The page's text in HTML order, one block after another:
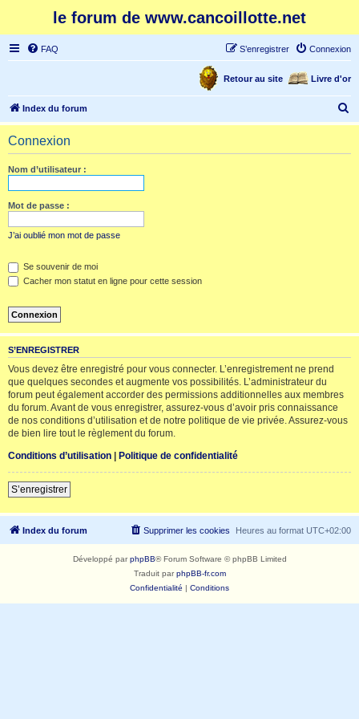
le forum de www.cancoillotte.net
FAQ Connexion
S’enregistrer
Livre d'or
Retour au site
Index du forum
e
Connexion
Nom d’utilisateur :
Mot de passe :
J’ai oublié mon mot de passe
Se souvenir de moi
Cacher mon statut en ligne pour cette session
S’ENREGISTRER
Vous devez être enregistré pour vous connecter. L’enregistrement ne prend
que quelques secondes et augmente vos possibilités. L’administrateur du
forum peut également accorder des permissions additionnelles aux membres
du forum. Avant de vous enregistrer, assurez-vous d’avoir pris connaissance
de nos conditions d’utilisation et de notre politique de vie privée. Assurez-vous
de bien lire tout le règlement du forum.
Conditions d’utilisation | Politique de confidentialité
S’enregistrer
Index du forum Heures au format UTC+02:00
Supprimer les cookies
Développé parphpBB® Forum Software © phpBB Limited
Traduit parphpBB-fr.com
Confidentialité | Conditions